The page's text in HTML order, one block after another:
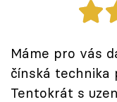
Speciál: Cuketa
Těhotnej
Sledujte
Máme pro vás
čínská technika
Tentokrát s